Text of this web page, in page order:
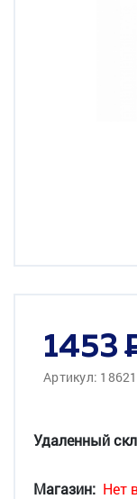
1453
Артикул: 18621
Удаленный
Магазин: Нет